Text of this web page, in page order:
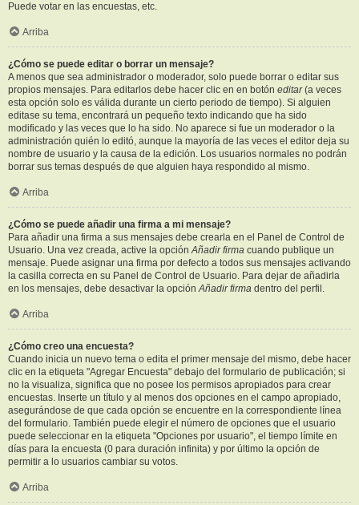
Puede votar en las encuestas, etc.
Arriba
¿Cómo se puede editar o borrar un mensaje?
A menos que sea administrador o moderador, solo puede borrar o editar sus
propios mensajes. Para editarlos debe hacer clic en en botón editar(a veces
esta opción solo es válida durante un cierto periodo de tiempo). Si alguien
editase su tema, encontrará un pequeño texto indicando que ha sido
modificado y las veces que lo ha sido. No aparece si fue un moderador o la
administración quién lo editó, aunque la mayoría de las veces el editor deja su
nombre de usuario y la causa de la edición. Los usuarios normales no podrán
borrar sus temas después de que alguien haya respondido al mismo.
Arriba
¿Cómo se puede añadir una firma a mi mensaje?
Para añadir una firma a sus mensajes debe crearla en el Panel de Control de
Usuario. Una vez creada, active la opciónAñadir firma cuando publique un
mensaje. Puede asignar una firma por defecto a todos sus mensajes activando
la casilla correcta en su Panel de Control de Usuario. Para dejar de añadirla
en los mensajes, debe desactivar la opciónAñadir firma dentro del perfil.
Arriba
¿Cómo creo una encuesta?
Cuando inicia un nuevo tema o edita el primer mensaje del mismo, debe hacer
clic en la etiqueta "Agregar Encuesta" debajo del formulario de publicación; si
no la visualiza, significa que no posee los permisos apropiados para crear
encuestas. Inserte un título y al menos dos opciones en el campo apropiado,
asegurándose de que cada opción se encuentre en la correspondiente línea
del formulario. También puede elegir el número de opciones que el usuario
puede seleccionar en la etiqueta "Opciones por usuario", el tiempo límite en
días para la encuesta (0 para duración infinita) y por último la opción de
permitir a lo usuarios cambiar su votos.
Arriba